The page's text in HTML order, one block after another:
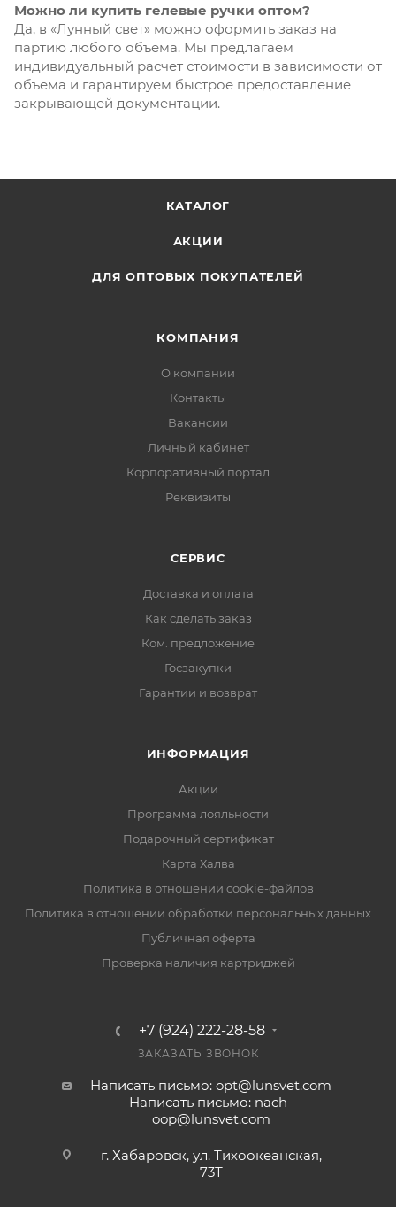
Можно ли купить гелевые ручки оптом?
Да, в «Лунный свет» можно оформить заказ на
партию любого объема. Мы предлагаем
индивидуальный расчет стоимости в зависимости от
объема и гарантируем быстрое предоставление
закрывающей документации.
КАТАЛОГ
АКЦИИ
ДЛЯ ОПТОВЫХ ПОКУПАТЕЛЕЙ
КОМПАНИЯ
О компании
Контакты
Вакансии
Личный кабинет
Корпоративный портал
Реквизиты
СЕРВИС
Доставка и оплата
Как сделать заказ
Ком. предложение
Госзакупки
Гарантии и возврат
ИНФОРМАЦИЯ
Акции
Программа лояльности
Подарочный сертификат
Карта Халва
Политика в отношении cookie-файлов
Политика в отношении обработки персональных данных
Публичная оферта
Проверка наличия картриджей
+7 (924) 222-28-58
ЗАКАЗАТЬ ЗВОНОК
Написать письмо: opt@lunsvet.com
Написать письмо: nach-
oop@lunsvet.com
г. Хабаровск, ул. Тихоокеанская,
73Т